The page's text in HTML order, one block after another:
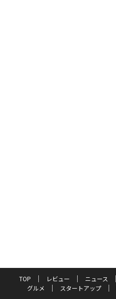
TOP レビュー ニュース
グルメ
スタートアップ